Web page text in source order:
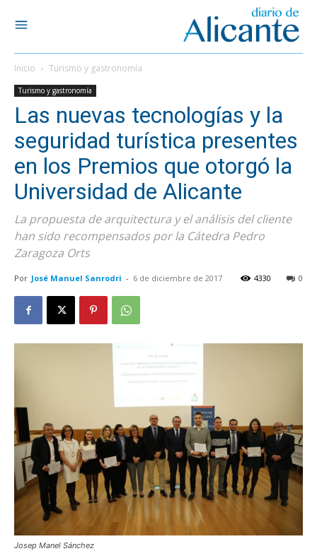
Inicio Turismo y gastronomía
Turismo y gastronomía
Las nuevas tecnologías y la
seguridad turística presentes
en los Premios que otorgó la
Universidad de Alicante
La propuesta de arquitectura y el análisis del cliente
han sido recompensados por la Cátedra Pedro
Zaragoza Orts
Por José Manuel Sanrodri - 6 de diciembre de 2017 0
4330
Josep Manel Sánchez